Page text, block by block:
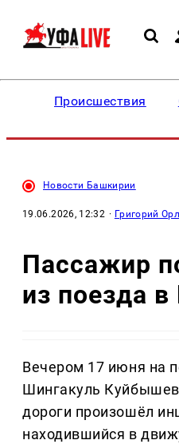
Происшествия
Новости Башкирии
19.06.2026, 12:32 · Григорий
Пассажир
из поезда
Вечером 17 июня на
Шингакуль
дороги произошёл
находившийся в